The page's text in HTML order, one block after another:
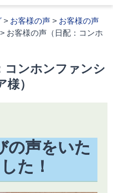
> お客様の声 > お客様の声
> お客様の声（日配：コンホ
コンホンファンシ
様）
の声をいた
た！